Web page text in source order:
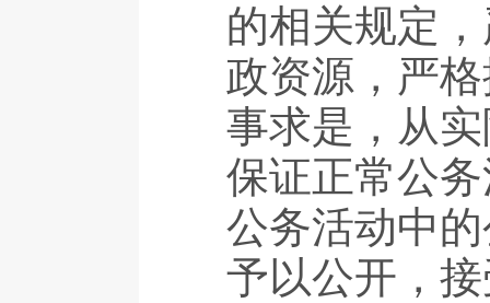
的相关规定
政资源，严
事求是，从
保证正常公
公务活动中
予以公开，